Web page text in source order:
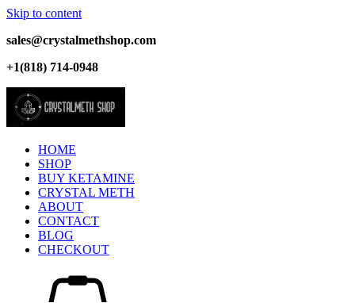
Skip to content
sales@crystalmethshop.com
+1(818) 714-0948
HOME
SHOP
BUY KETAMINE
CRYSTAL METH
ABOUT
CONTACT
BLOG
CHECKOUT